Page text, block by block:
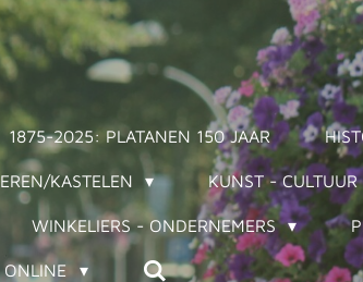
1875-2025: PLATANEN 150 JAAR
KASTELEN KUNST -
WINKELIERS - ONDERNEMERS
ONLINE